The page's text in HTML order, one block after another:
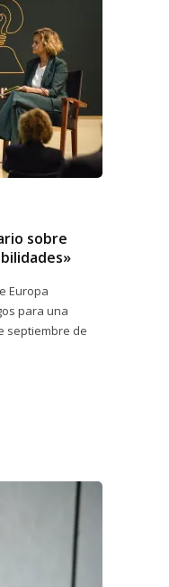
sobre
Europa
para una
septiembre de